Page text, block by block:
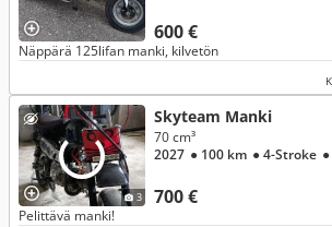
600 €
Näppärä 125lifan manki, kilvetön
3
Skyteam Manki
700 €
70 cm³
2027 ● 100 km ● 4-Stroke
Pelittävä manki!